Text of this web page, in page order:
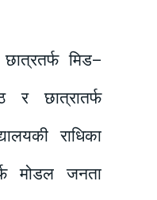
छात्रतर्फ मिड–
र छात्रातर्फ
राधिका
मोडल जनता